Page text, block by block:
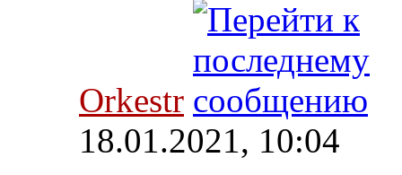
Orkestr
18.01.2021, 10:04